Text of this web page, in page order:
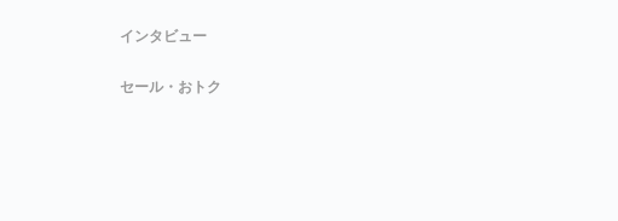
インタビュー
セール・おトク